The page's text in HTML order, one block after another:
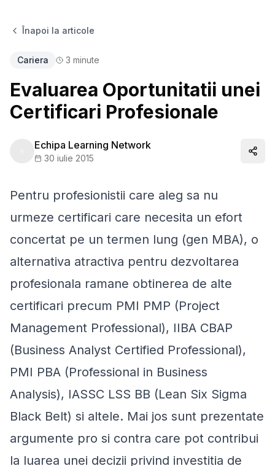
Înapoi la articole
Cariera 3 minute
Evaluarea Oportunitatii unei
Certificari Profesionale
Echipa Learning Network
30 iulie 2015
Pentru profesionistii care aleg sa nu
urmeze certificari care necesita un efort
concertat pe un termen lung (gen MBA), o
alternativa atractiva pentru dezvoltarea
profesionala ramane obtinerea de alte
certificari precum PMI PMP (Project
Management Professional), IIBA CBAP
(Business Analyst Certified Professional),
PMI PBA (Professional in Business
Analysis), IASSC LSS BB (Lean Six Sigma
Black Belt) si altele. Mai jos sunt prezentate
argumente pro si contra care pot contribui
la luarea unei decizii privind investitia de